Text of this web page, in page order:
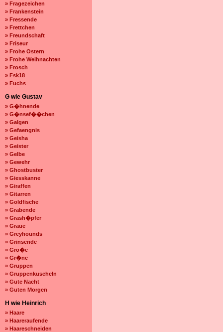
» Fragezeichen
» Frankenstein
» Fressende
» Frettchen
» Freundschaft
» Friseur
» Frohe Ostern
» Frohe Weihnachten
» Frosch
» Fsk18
» Fuchs
G wie Gustav
» G�hnende
» G�nsef��chen
» Galgen
» Gefaengnis
» Geisha
» Geister
» Gelbe
» Gewehr
» Ghostbuster
» Giesskanne
» Giraffen
» Gitarren
» Goldfische
» Grabende
» Grash�pfer
» Graue
» Greyhounds
» Grinsende
» Gro�e
» Gr�ne
» Gruppen
» Gruppenkuscheln
» Gute Nacht
» Guten Morgen
H wie Heinrich
» Haare
» Haareraufende
» Haareschneiden